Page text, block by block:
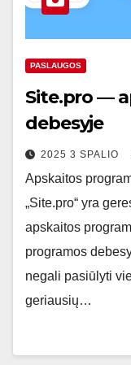
PASLAUGOS
Site.pro —
debesyje
2025 3 SPALIO
Apskaitos
„Site.pro“ yra
apskaitos
programos
negali pasiūlyti
geriausių…